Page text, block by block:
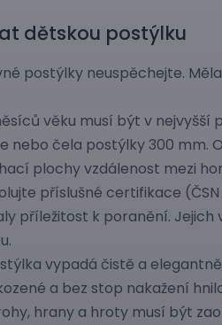
dětskou postýlku
postýlky neuspěchejte.
věku musí být v
nebo čela postýlky 300 mm.
plochy vzdálenost mezi
příslušné certifikace
příležitost k poranění.
vypadá čistě a
a bez stop nakažení
hrany a hroty musí být